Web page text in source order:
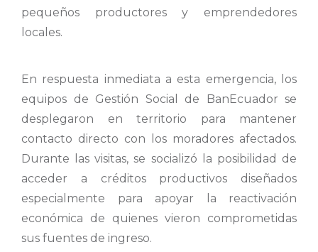
pequeños productores y emprendedores
locales.
En respuesta inmediata a esta emergencia, los
equipos de Gestión Social de BanEcuador se
desplegaron en territorio para mantener
contacto directo con los moradores afectados.
Durante las visitas, se socializó la posibilidad de
acceder a créditos productivos diseñados
especialmente para apoyar la reactivación
económica de quienes vieron comprometidas
sus fuentes de ingreso.